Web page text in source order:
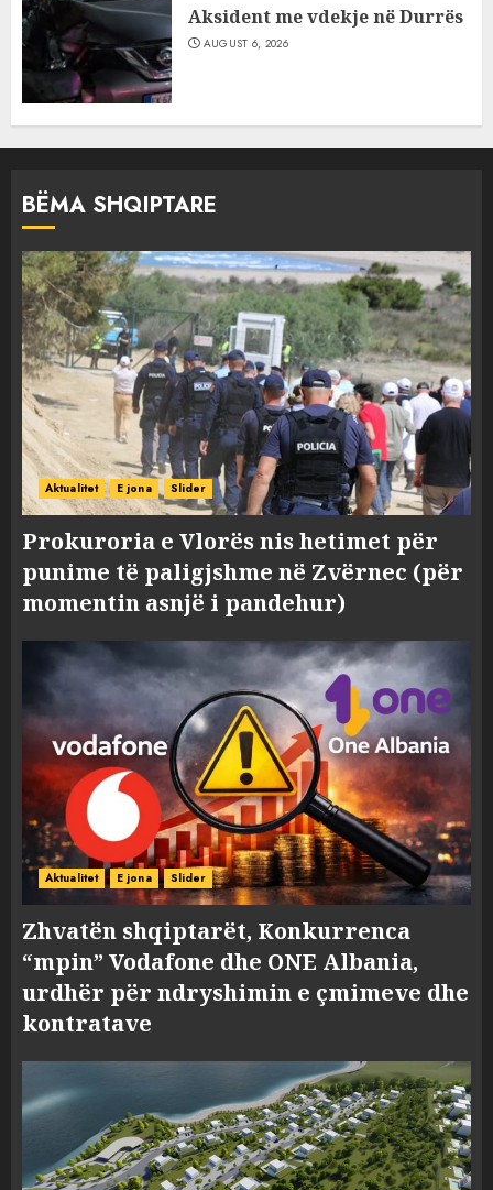
Aksident me vdekje në Durrës
AUGUST 6, 2026
BËMA SHQIPTARE
Aktualitet E jona Slider
Prokuroria e Vlorës nis hetimet për
punime të paligjshme në Zvërnec (për
momentin asnjë i pandehur)
Aktualitet E jona Slider
Zhvatën shqiptarët, Konkurrenca
“mpin” Vodafone dhe ONE Albania,
urdhër për ndryshimin e çmimeve dhe
kontratave